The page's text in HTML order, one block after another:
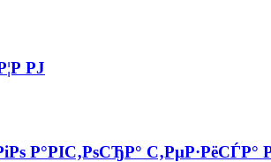
РЈ
Р°РІС‚РѕСЂР°